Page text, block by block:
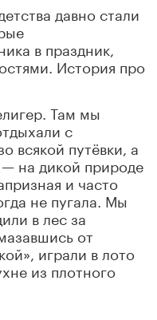
давно стали
в праздник,
История про
Там мы
с
всякой путёвки, а
на дикой природе
и часто
не пугала. Мы
в лес за
от
играли в лото
из плотного